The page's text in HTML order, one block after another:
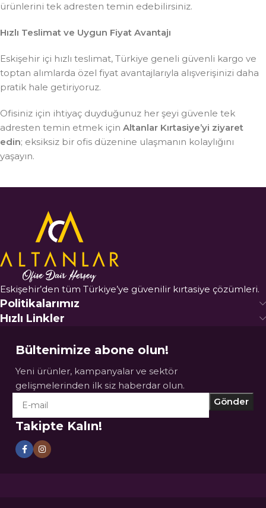
ürünlerini tek adresten temin edebilirsiniz.
Hızlı Teslimat ve Uygun Fiyat Avantajı
Eskişehir içi hızlı teslimat, Türkiye geneli güvenli kargo ve
toptan alımlarda özel fiyat avantajlarıyla alışverişinizi daha
pratik hale getiriyoruz.
Ofisiniz için ihtiyaç duyduğunuz her şeyi güvenle tek
adresten temin etmek için Altanlar Kırtasiye’yi ziyaret
edin; eksiksiz bir ofis düzenine ulaşmanın kolaylığını
yaşayın.
Eskişehir’den tüm Türkiye’ye güvenilir kırtasiye çözümleri.
Politikalarımız
Hızlı Linkler
Bültenimize abone olun!
Yeni ürünler, kampanyalar ve sektör
gelişmelerinden ilk siz haberdar olun.
Takipte Kalın!